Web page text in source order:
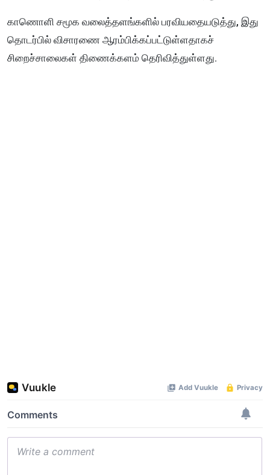
காணொளி சமூக வலைத்தளங்களில் பரவியதையடுத்து, இது
தொடர்பில் விசாரணை ஆரம்பிக்கப்பட்டுள்ளதாகச்
சிறைச்சாலைகள் திணைக்களம் தெரிவித்துள்ளது.